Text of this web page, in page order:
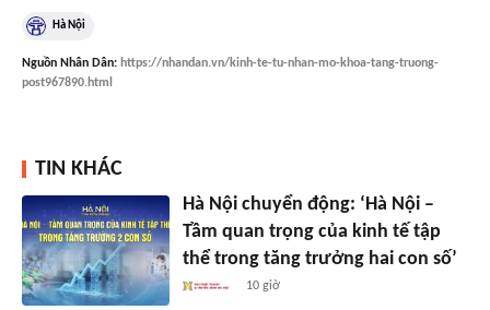
Hà Nội
Nguồn Nhân Dân: https://nhandan.vn/kinh-te-tu-nhan-mo-khoa-tang-truong-
post967890.html
TIN KHÁC
Hà Nội chuyển động: ‘Hà Nội –
Tầm quan trọng của kinh tế tập
thể trong tăng trưởng hai con số’
10 giờ